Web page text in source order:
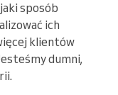
sposób
ich
klientów
dumni,